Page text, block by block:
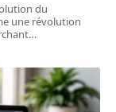
du
une révolution
…